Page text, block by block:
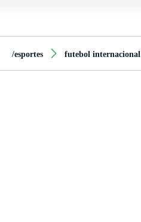
/esportes futebol internacional